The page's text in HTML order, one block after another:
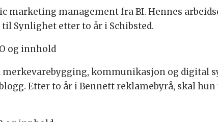
marketing management fra BI. Hennes
Synlighet etter to år i Schibsted.
og innhold
kommunikasjon og digital
Etter to år i Bennett reklamebyrå, skal